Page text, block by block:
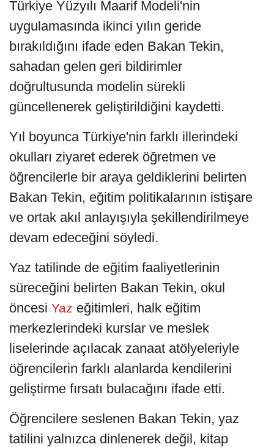
Türkiye Yüzyılı Maarif Modeli'nin
uygulamasında ikinci yılın geride
bırakıldığını ifade eden Bakan Tekin,
sahadan gelen geri bildirimler
doğrultusunda modelin sürekli
güncellenerek geliştirildiğini kaydetti.
Yıl boyunca Türkiye'nin farklı illerindeki
okulları ziyaret ederek öğretmen ve
öğrencilerle bir araya geldiklerini belirten
Bakan Tekin, eğitim politikalarının istişare
ve ortak akıl anlayışıyla şekillendirilmeye
devam edeceğini söyledi.
Yaz tatilinde de eğitim faaliyetlerinin
süreceğini belirten Bakan Tekin, okul
öncesi Yaz eğitimleri, halk eğitim
merkezlerindeki kurslar ve meslek
liselerinde açılacak zanaat atölyeleriyle
öğrencilerin farklı alanlarda kendilerini
geliştirme fırsatı bulacağını ifade etti.
Öğrencilere seslenen Bakan Tekin, yaz
tatilini yalnızca dinlenerek değil, kitap